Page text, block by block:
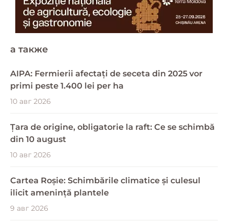
a также
AIPA: Fermierii afectați de seceta din 2025 vor
primi peste 1.400 lei per ha
10 авг 2026
Țara de origine, obligatorie la raft: Ce se schimbă
din 10 august
10 авг 2026
Cartea Roșie: Schimbările climatice și culesul
ilicit amenință plantele
9 авг 2026